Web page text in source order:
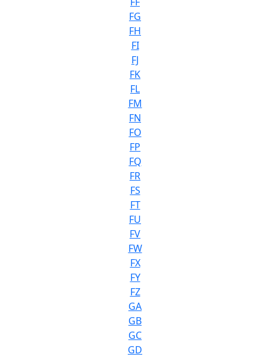
FG
FH
FI
FJ
FK
FL
FM
FN
FO
FP
FQ
FR
FS
FT
FU
FV
FW
FX
FY
FZ
GA
GB
GC
GD